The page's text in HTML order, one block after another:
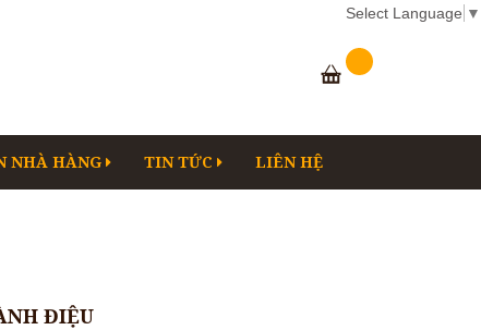
Select Language ▼
NHÀ HÀNG TIN TỨC LIÊN HỆ
ĐIỆU